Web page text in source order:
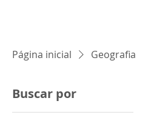
Página inicial Geografia
Buscar por